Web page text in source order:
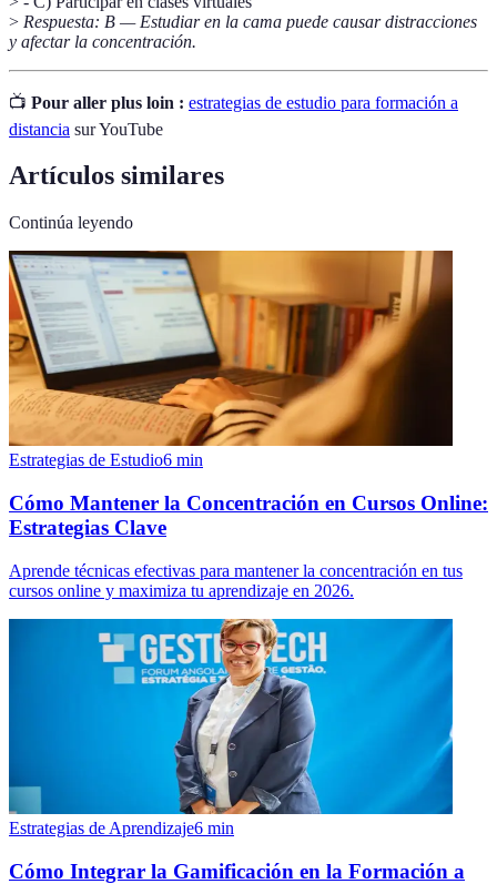
> Respuesta: B — Estudiar en la cama puede causar distracciones
y afectar la concentración.
📺 Pour aller plus loin : estrategias de estudio para formación a
distancia sur YouTube
Artículos similares
Continúa leyendo
Estrategias de Estudio6 min
Cómo Mantener la Concentración en Cursos Online:
Estrategias Clave
Aprende técnicas efectivas para mantener la concentración en tus
cursos online y maximiza tu aprendizaje en 2026.
Estrategias de Aprendizaje6 min
Cómo Integrar la Gamificación en la Formación a